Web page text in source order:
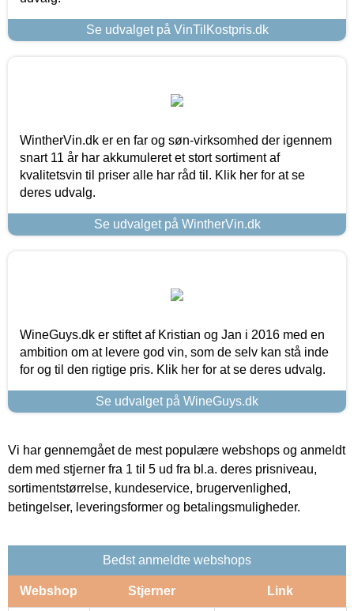
Se udvalget på VinTilKostpris.dk
WintherVin.dk er en far og søn-virksomhed der igennem
snart 11 år har akkumuleret et stort sortiment af
kvalitetsvin til priser alle har råd til. Klik her for at se
deres udvalg.
Se udvalget på WintherVin.dk
WineGuys.dk er stiftet af Kristian og Jan i 2016 med en
ambition om at levere god vin, som de selv kan stå inde
for og til den rigtige pris. Klik her for at se deres udvalg.
Se udvalget på WineGuys.dk
Vi har gennemgået de mest populære webshops og anmeldt
dem med stjerner fra 1 til 5 ud fra bl.a. deres prisniveau,
sortimentstørrelse, kundeservice, brugervenlighed,
betingelser, leveringsformer og betalingsmuligheder.
Bedst anmeldte webshops
Webshop Stjerner Link